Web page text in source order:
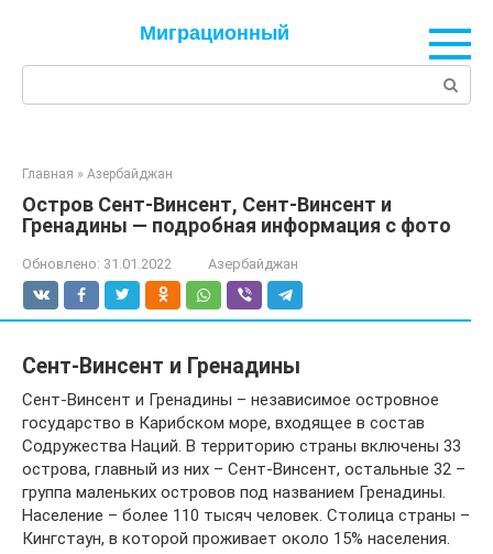
Миграционный
Главная » Азербайджан
Остров Сент-Винсент, Сент-Винсент и
Гренадины — подробная информация с фото
Обновлено: 31.01.2022 Азербайджан
Сент-Винсент и Гренадины
Сент-Винсент и Гренадины – независимое островное
государство в Карибском море, входящее в состав
Содружества Наций. В территорию страны включены 33
острова, главный из них – Сент-Винсент, остальные 32 –
группа маленьких островов под названием Гренадины.
Население – более 110 тысяч человек. Столица страны –
Кингстаун, в которой проживает около 15% населения.